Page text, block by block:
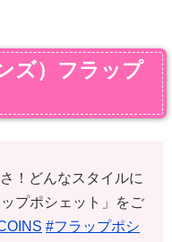
ズ）フラップ
！どんなスタイルに
プポシェット」をご
#フラップポシ